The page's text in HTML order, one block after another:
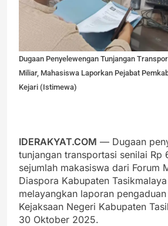
Dugaan Penyelewengan Tunjangan
Miliar, Mahasiswa Laporkan Pejabat
Kejari (Istimewa)
IDERAKYAT.COM — Dugaan
tunjangan transportasi senilai Rp
sejumlah makasiswa dari Forum
Diaspora Kabupaten
melayangkan laporan
Kejaksaan Negeri Kabupaten
30 Oktober 2025.